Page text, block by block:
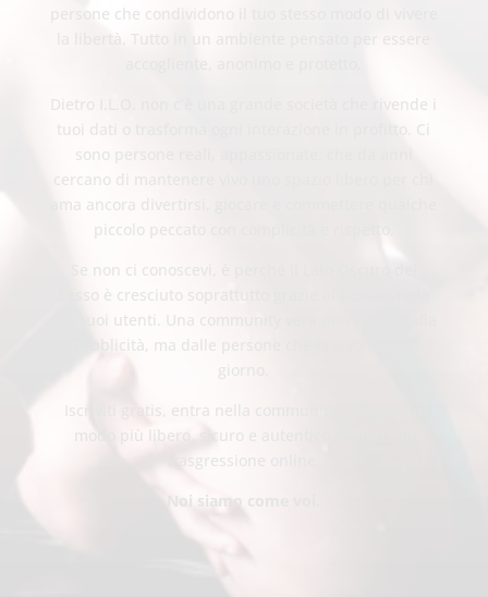
persone che condividono il tuo stesso modo di vivere
la libertà. Tutto in un ambiente pensato per essere
Dietro I.L.O. non c’è una grande società che rivende i
tuoi dati o trasforma ogni interazione in profitto. Ci
sono persone reali, appassionate, che da anni
cercano di mantenere vivo uno spazio libero per chi
ama ancora divertirsi, giocare e commettere qualche
piccolo peccato con complicità e rispetto.
Se non ci conoscevi, è perché Il Lato Oscuro del
Sesso è cresciuto soprattutto grazie al passaparola
dei suoi utenti. Una community vera non nasce dalla
pubblicità, ma dalle persone che la vivono ogni
giorno.
Iscriviti gratis, entra nella community e scopri un
modo più libero, sicuro e autentico di vivere la
trasgressione online.
Noi siamo come voi.